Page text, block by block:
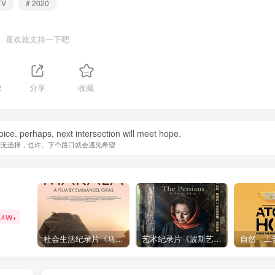
# 2020
喜欢就支持一下吧
分享 收藏
perhaps, next intersection will meet hope.
选择，也许、下个路口就会遇见希望
社会生活纪录片《马加拉 Makala》下载 艺术纪录片《波斯艺术 Art of Persia》下载